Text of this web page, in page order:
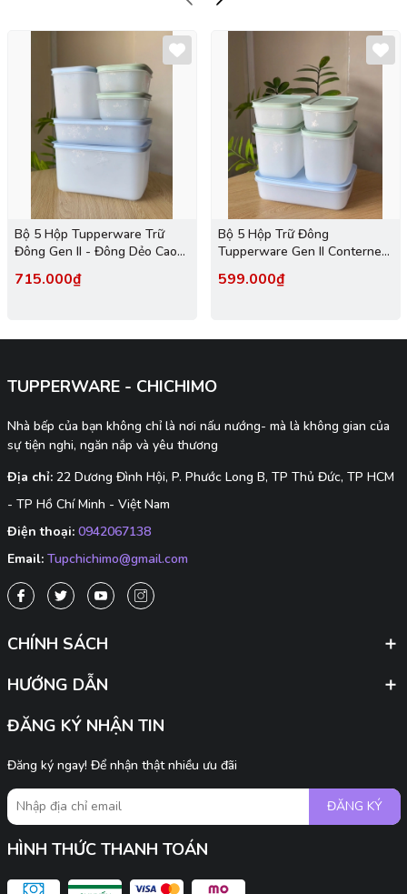
Bộ 5 Hộp Tupperware Trữ
Đông Gen II - Đông Dẻo Cao
715.000₫
Bộ 5 Hộp Trữ Đông
Tupperware Gen II Conterner
- Đông Dẻo Cao Cấp - New
599.000₫
TUPPERWARE - CHICHIMO
Nhà bếp của bạn không chỉ là nơi nấu nướng- mà là không gian của
sự tiện nghi, ngăn nắp và yêu thương
Địa chỉ: 22 Dương Đình Hội, P. Phước Long B, TP Thủ Đức, TP HCM
- TP Hồ Chí Minh - Việt Nam
Điện thoại: 0942067138
Email: Tupchichimo@gmail.com
CHÍNH SÁCH
HƯỚNG DẪN
ĐĂNG KÝ NHẬN TIN
Đăng ký ngay! Để nhận thật nhiều ưu đãi
ĐĂNG KÝ
HÌNH THỨC THANH TOÁN